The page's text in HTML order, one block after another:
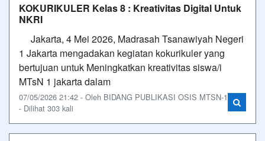
KOKURIKULER Kelas 8 : Kreativitas Digital Untuk
NKRI
Jakarta, 4 Mei 2026, Madrasah Tsanawiyah Negeri
1 Jakarta mengadakan kegiatan kokurikuler yang
bertujuan untuk Meningkatkan kreativitas siswa/i
MTsN 1 jakarta dalam
07/05/2026 21:42 - Oleh BIDANG PUBLIKASI OSIS MTSN-1
- Dilihat 303 kali